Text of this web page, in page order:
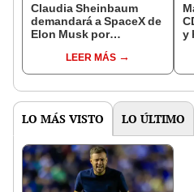
Claudia Sheinbaum
demandará a SpaceX de
Elon Musk por
cohetes que impactó en
Tamaulipas
LEER MÁS
y
LO MÁS VISTO LO ÚLTIMO